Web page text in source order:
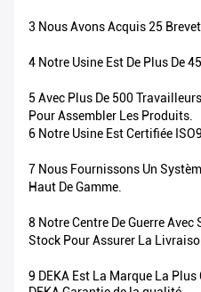
3 Nous Avons Acquis 25
4 Notre Usine Est De Plus De
5 Avec Plus De 500
Pour Assembler Les Produits.
6 Notre Usine Est Certifiée
7 Nous Fournissons Un
Haut De Gamme.
8 Notre Centre De Guerre
Stock Pour Assurer La
9 DEKA Est La Marque La Plus